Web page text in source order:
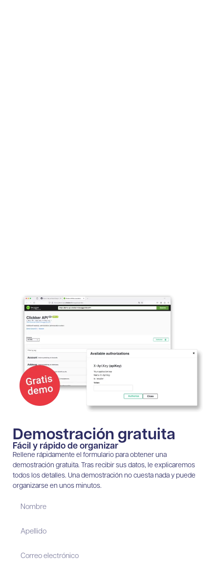
Demostración gratuita
Fácil y rápido de organizar
Rellene rápidamente el formulario para obtener una
demostración gratuita. Tras recibir sus datos, le explicaremos
todos los detalles. Una demostración no cuesta nada y puede
organizarse en unos minutos.